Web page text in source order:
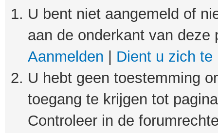
U bent niet aangemeld of
aan de onderkant van
Aanmelden
Dient u zich te
U hebt geen toestemming
toegang te krijgen tot
Controleer in de